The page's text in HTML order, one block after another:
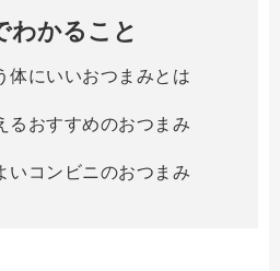
わかること
体にいいおつまみとは
るおすすめのおつまみ
いコンビニのおつまみ